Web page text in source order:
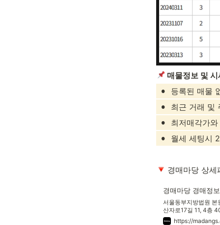
매물정보 및
• 등록된 매물
• 최근 거래 및
• 최저매각가
• 월세 세팅시
경매마당 상세
경매마당 경매정
서울동부지방법원
산자로17길 11, 4층
다세대https://